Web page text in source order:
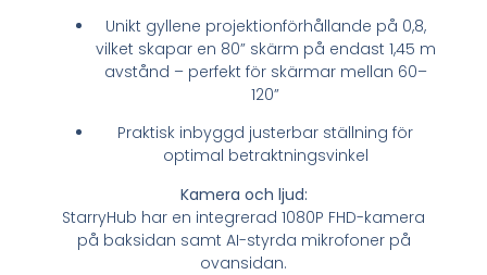
Unikt gyllene projektionförhållande på 0,8,
vilket skapar en 80” skärm på endast 1,45 m
avstånd – perfekt för skärmar mellan 60–
120”
Praktisk inbyggd justerbar ställning för
optimal betraktningsvinkel
Kamera och ljud:
StarryHub har en integrerad 1080P FHD-kamera
på baksidan samt AI-styrda mikrofoner på
ovansidan.